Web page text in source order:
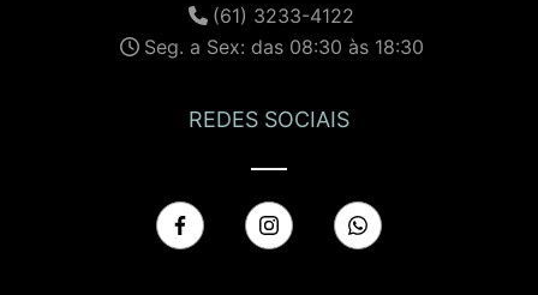
(61) 3233-4122
Seg. a Sex: das 08:30 às 18:30
REDES SOCIAIS